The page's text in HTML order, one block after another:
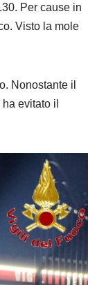
Per cause in
Visto la mole
Nonostante il
evitato il